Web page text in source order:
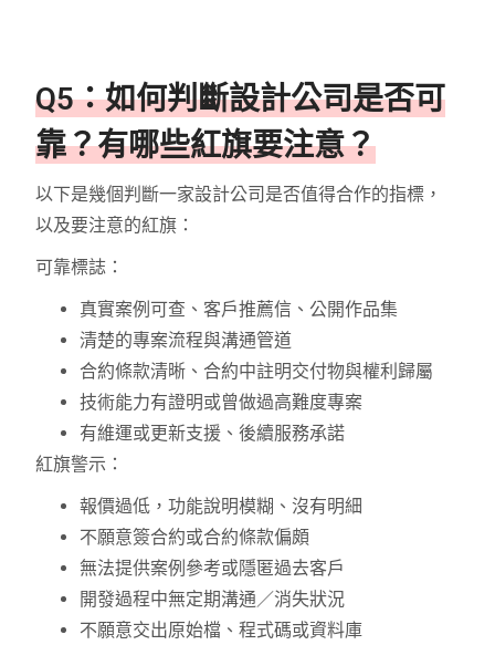
Q5：如何判斷設計公司是否可
靠？有哪些紅旗要注意？
以下是幾個判斷一家設計公司是否值得合作的指標，
以及要注意的紅旗：
可靠標誌：
真實案例可查、客戶推薦信、公開作品集
清楚的專案流程與溝通管道
合約條款清晰、合約中註明交付物與權利歸屬
技術能力有證明或曾做過高難度專案
有維運或更新支援、後續服務承諾
紅旗警示：
報價過低，功能說明模糊、沒有明細
不願意簽合約或合約條款偏頗
無法提供案例參考或隱匿過去客戶
開發過程中無定期溝通／消失狀況
不願意交出原始檔、程式碼或資料庫